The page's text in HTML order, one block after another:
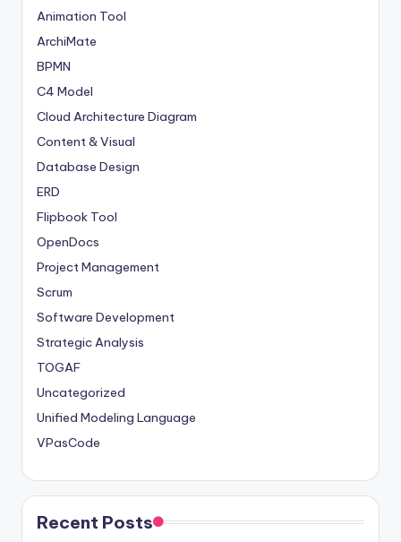
Animation Tool
ArchiMate
BPMN
C4 Model
Cloud Architecture Diagram
Content & Visual
Database Design
ERD
Flipbook Tool
OpenDocs
Project Management
Scrum
Software Development
Strategic Analysis
TOGAF
Uncategorized
Unified Modeling Language
VPasCode
Recent Posts